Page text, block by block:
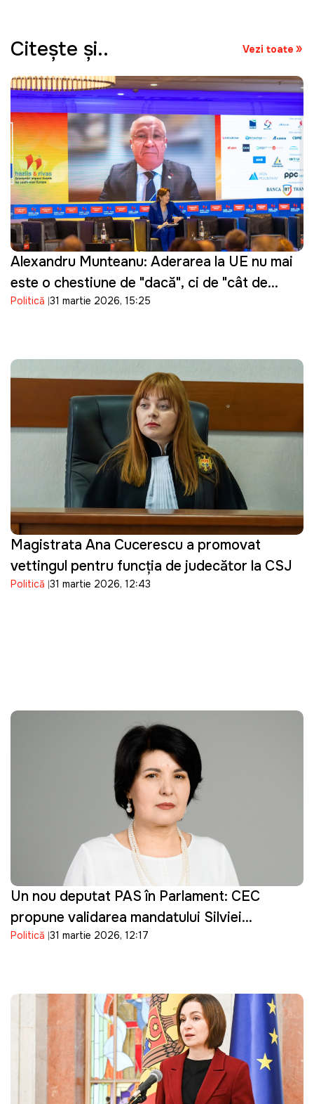
Citeşte şi.. Vezi toate
Alexandru Munteanu: Aderarea la UE nu mai
este o chestiune de "dacă", ci de "cât de
repede"
Politică 31 martie 2026, 15:25
Magistrata Ana Cucerescu a promovat
vettingul pentru funcția de judecător la CSJ
Politică 31 martie 2026, 12:43
Un nou deputat PAS în Parlament: CEC
propune validarea mandatului Silviei
Bondarenco
Politică 31 martie 2026, 12:17